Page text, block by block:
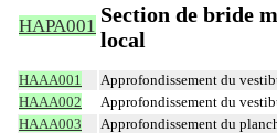
HAPA001 Section de bride
local
HAAA001 Approfondissement du
HAAA002 Approfondissement du
HAAA003 Approfondissement du